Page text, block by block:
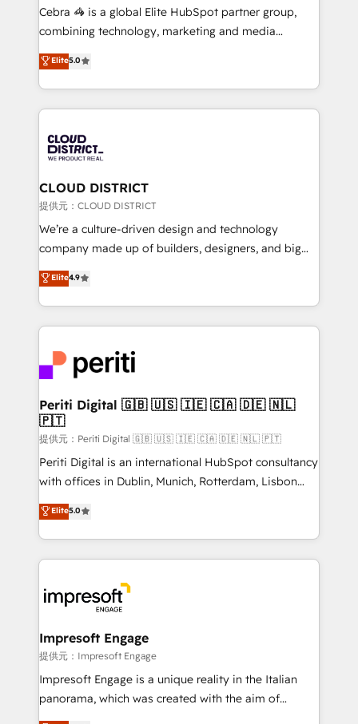
boost with a new HubSpot site Recognized leaders:
🏆 HubSpot Platform Migration Impact Award 🏆
Inbound Campaign of the Year 🏆 Gold AVA Digital
Award for Best Website 🌟 Accreditations: CRM
Cebra 🦓 is a global Elite HubSpot partner group,
combining technology, marketing and media
expertise across Latin America and Southern
Europe, with teams across 7 countries. Born in Chile,
we combine local insight with international reach to
help businesses grow through technology, creativity,
500+ HubSpot implementations, building end-to-
end solutions that integrate CRM, AI automation,
inbound and loop marketing, content, and digital
creativity. Our multicultural team works in Spanish,
Portuguese, and English to design scalable strategies
that drive measurable growth. 🌎 Highlights: • 10+
Platform Migration Excellence. • Top 3 Partner of the
Year LATAM 2022, 2023, 2024, 2025. • Partner of the
business with HubSpot? Let Cebra’s experts help
you grow faster, smarter, and with impact.
Elite5.0
CLOUD DISTRICT
提供元：CLOUD DISTRICT
We’re a culture-driven design and technology
company made up of builders, designers, and big
thinkers. We blend strategy, design, and
development—always fueled by curiosity—to turn
ideas, opportunities, and challenges into meaningful
experiences. To us, technology is more than just
and—most importantly—simple. That’s why we lean
into bold ideas and shape them into thoughtful
products and strategies that actually make a
difference.
Elite4.9
Periti Digital 🇬🇧 🇺🇸 🇮🇪 🇨🇦 🇩🇪 🇳🇱
🇵🇹
提供元：Periti Digital 🇬🇧 🇺🇸 🇮🇪 🇨🇦 🇩🇪 🇳🇱 🇵🇹
Periti Digital is an international HubSpot consultancy
with offices in Dublin, Munich, Rotterdam, Lisbon
and New York. 🔎 We are focused on enhancing
revenue-generation strategies for clients through
complete integration of core business processes
and systems (such as ERP and e-commerce
results. 🎯 We present a solution-centric approach
and we're focused on HubSpot. We work with some
of HubSpot's most important customers to generate
value from the platform in the long term. 🤖 We have
worked 400+ HubSpot customers across industries
but specialise in the more complex projects where
Elite5.0
Impresoft Engage
提供元：Impresoft Engage
Impresoft Engage is a unique reality in the Italian
panorama, which was created with the aim of
putting Customer Experience at the center by